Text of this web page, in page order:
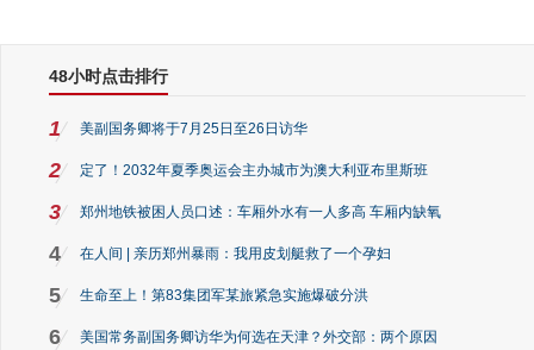
48小时点击排行
1 美副国务卿将于7月25日至26日访华
2 定了！2032年夏季奥运会主办城市为澳大利亚布里斯班
3 郑州地铁被困人员口述：车厢外水有一人多高 车厢内缺氧
4 在人间 | 亲历郑州暴雨：我用皮划艇救了一个孕妇
5 生命至上！第83集团军某旅紧急实施爆破分洪
6 美国常务副国务卿访华为何选在天津？外交部：两个原因